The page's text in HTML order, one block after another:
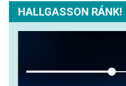
HALLGASSON RÁNK!